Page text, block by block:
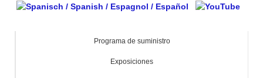
Programa de suministro
Exposiciones